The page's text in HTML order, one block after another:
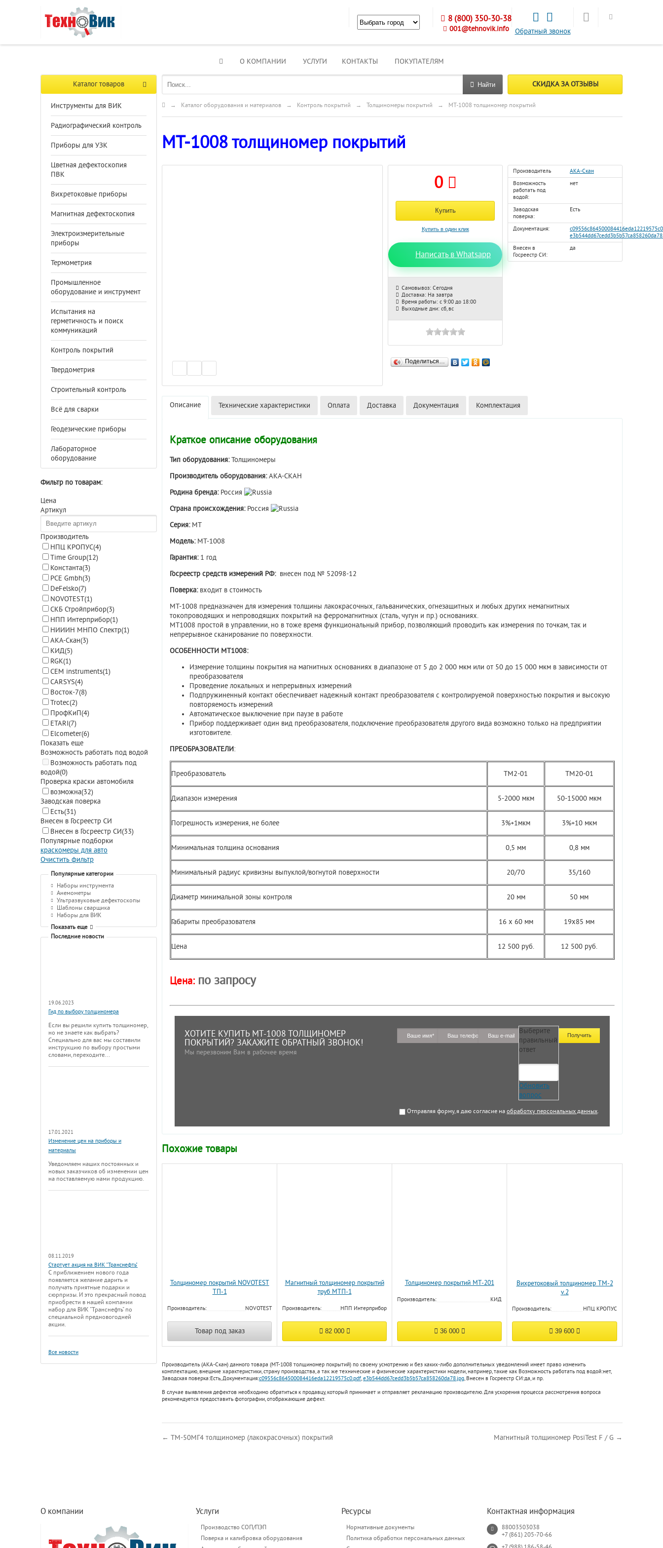
Обратный звонок
8 (800) 350-30-38
001@tehnovik.info
О КОМПАНИИ УСЛУГИ КОНТАКТЫ ПОКУПАТЕЛЯМ
Каталог товаров
Инструменты для ВИК
Радиографический контроль
Приборы для УЗК
Цветная дефектоскопия
ПВК
Вихретоковые приборы
Магнитная дефектоскопия
Электроизмерительные
приборы
Термометрия
Промышленное
оборудование и инструмент
Испытания на
герметичность и поиск
коммуникаций
Контроль покрытий
Твердометрия
Строительный контроль
Всё для сварки
Геодезические приборы
Лабораторное
оборудование
Фильтр по товарам:
Цена
Артикул
Производитель
НПЦ КРОПУС(4)
Time Group(12)
Константа(3)
PCE Gmbh(3)
DeFelsko(7)
NOVOTEST(1)
СКБ Стройприбор(3)
НПП Интерприбор(1)
НИИИН МНПО Спектр(1)
АКА-Скан(3)
КИД(5)
RGK(1)
CEM instruments(1)
CARSYS(4)
Восток-7(8)
Trotec(2)
ПрофКиП(4)
ETARI(7)
Elcometer(6)
Показать еще
Возможность работать под водой
Возможность работать под
водой(0)
Проверка краски автомобиля
возможна(32)
Заводская поверка
Есть(31)
Внесен в Госреестр СИ
Внесен в Госреестр СИ(33)
Популярные подборки
краскомеры для авто
Очистить фильтр
Популярные категории
Наборы инструмента
Анемометры
Ультразвуковые дефектоскопы
Шаблоны сварщика
Наборы для ВИК
Показать еще
Последние новости
19.06.2023
Гид по выбору толщиномера
Если вы решили купить толщиномер,
но не знаете как выбрать?
Специально для вас мы составили
инструкцию по выбору простыми
словами, переходите...
17.01.2021
Изменение цен на приборы и
материалы
Уведомляем наших постоянных и
новых заказчиков об изменении цен
на поставляемую нами продукцию.
08.11.2019
Стартует акция на ВИК "Транснефть"
С приближением нового года
появляется желание дарить и
получать приятные подарки и
сюрпризы. И это прекрасный повод
приобрести в нашей компании
набор для ВИК "Транснефть" по
специальной предновогодней
акции.
Все новости
Найти СКИДКА ЗА ОТЗЫВЫ
→ Каталог оборудования и материалов → Контроль покрытий → Толщиномеры покрытий → МТ-1008 толщиномер покрытий
МТ-1008 толщиномер покрытий
0
Написать в Whatsapp
Самовывоз: Сегодня
Доставка: На завтра
Время работы: с 9:00 до 18:00
Выходные дни: сб, вс
Поделиться…
Производитель
АКА-Скан
Возможность
работать под
водой:
нет
Заводская
поверка:
Есть
Документация:
Внесен в
Госреестр СИ:
да
Описание Технические характеристики Оплата Доставка Документация Комплектация
Краткое описание оборудования
Тип оборудования:Толщиномеры
Производитель оборудования:АКА-СКАН
Родина бренда:Россия
Страна происхождения:Россия
Серия:МТ
Модель:МТ-1008
Гарантия:1 год
Госреестр средств измерений РФ:внесен под № 52098-12
Поверка:входит в стоимость
МТ-1008 предназначен для измерения толщины лакокрасочных, гальванических, огнезащитных и любых других немагнитных
токопроводящих и непроводящих покрытий на ферромагнитных (сталь, чугун и пр.) основаниях.
МТ1008 простой в управлении, но в тоже время функциональный прибор, позволяющий проводить как измерения по точкам, так и
непрерывное сканирование по поверхности.
ОСОБЕННОСТИ МТ1008:
Измерение толщины покрытия на магнитных основаниях в диапазоне от 5 до 2 000 мкм или от 50 до 15 000 мкм в зависимости от
преобразователя
Проведение локальных и непрерывных измерений
Подпружиненный контакт обеспечивает надежный контакт преобразователя с контролируемой поверхностью покрытия и высокую
повторяемость измерений
Автоматическое выключение при паузе в работе
Прибор поддерживает один вид преобразователя, подключение преобразователя другого вида возможно только на предприятии
изготовителе.
ПРЕОБРАЗОВАТЕЛИ:
Преобразователь ТМ2-01 ТМ20-01
Диапазон измерения 5-2000 мкм 50-15000 мкм
Погрешность измерения, не более 3%+1мкм 3%+10 мкм
Минимальная толщина основания 0,5 мм 0,8 мм
Минимальный радиус кривизны выпуклой/вогнутой поверхности 20/70 35/160
Диаметр минимальной зоны контроля 20 мм 50 мм
Габариты преобразователя 16 х 60 мм 19х85 мм
Цена 12 500 руб. 12 500 руб.
Цена: по запросу
ХОТИТЕ КУПИТЬ МТ-1008 ТОЛЩИНОМЕР
ПОКРЫТИЙ? ЗАКАЖИТЕ ОБРАТНЫЙ ЗВОНОК!
Мы перезвоним Вам в рабочее время
Выберите
правильный
ответ
Обновить
вопрос
Отправляя форму, я даю согласие на обработку персональных данных.
Похожие товары
Толщиномер покрытий NOVOTEST
ТП-1
Производитель: NOVOTEST
Товар под заказ
Магнитный толщиномер покрытий
труб МТП-1
Производитель: НПП Интерприбор
82 000
Толщиномер покрытий МТ-201
Производитель: КИД
36 000
Вихретоковый толщиномер ТМ-2
v.2
Производитель: НПЦ КРОПУС
39 600
Производитель (АКА-Скан) данного товара (МТ-1008 толщиномер покрытий) по своему усмотрению и без каких-либо дополнительных уведомлений имеет право изменить
комплектацию, внешние характеристики, страну производства, а так же технические и физические характеристики модели, например, такие как Возможность работать под водой:нет,
Заводская поверка:Есть,Документация:c09556c864500084416eda12219575c0.pdf,e3b544dd67cedd3b5b57ca858260da78.jpg, Внесен в Госреестр СИ:да, и пр.
В случае выявления дефектов необходимо обратиться к продавцу, который принимает и отправляет рекламацию производителю. Для ускорения процесса рассмотрения вопроса
рекомендуется предоставить фотографии, отображающие дефект.
← ТМ-50МГ4 толщиномер (лакокрасочных) покрытий Магнитный толщиномер PosiTest F / G →
О компании Услуги
Производство СОП/ПЭП
Поверка и калибровка оборудования
Ресурсы
Нормативные документы
Политика обработки персональных данных
Контактная информация
88003503038
+7 (861) 205-70-66